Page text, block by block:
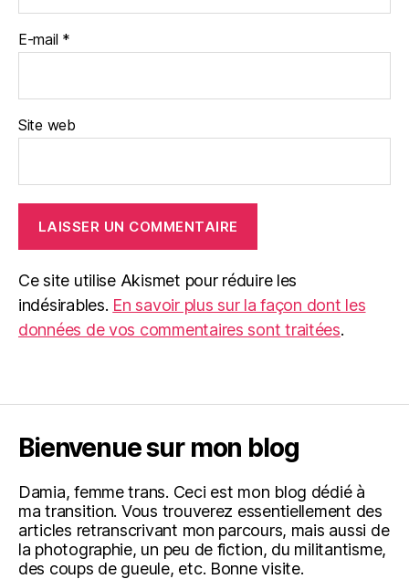
E-mail *
Site web
Ce site utilise Akismet pour réduire les
indésirables. En savoir plus sur la façon dont les
données de vos commentaires sont traitées.
Bienvenue sur mon blog
Damia, femme trans. Ceci est mon blog dédié à
ma transition. Vous trouverez essentiellement des
articles retranscrivant mon parcours, mais aussi de
la photographie, un peu de fiction, du militantisme,
des coups de gueule, etc. Bonne visite.